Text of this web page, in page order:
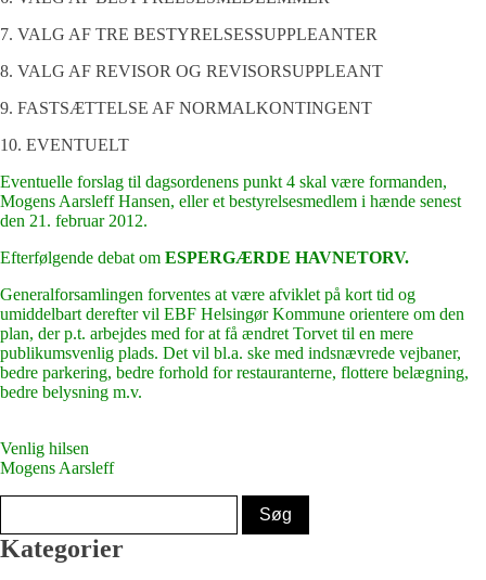
7. VALG AF TRE BESTYRELSESSUPPLEANTER
8. VALG AF REVISOR OG REVISORSUPPLEANT
9. FASTSÆTTELSE AF NORMALKONTINGENT
10. EVENTUELT
Eventuelle forslag til dagsordenens punkt 4 skal være formanden,
Mogens Aarsleff Hansen, eller et bestyrelsesmedlem i hænde senest
den 21. februar 2012.
Efterfølgende debat om ESPERGÆRDE HAVNETORV.
Generalforsamlingen forventes at være afviklet på kort tid og
umiddelbart derefter vil EBF Helsingør Kommune orientere om den
plan, der p.t. arbejdes med for at få ændret Torvet til en mere
publikumsvenlig plads. Det vil bl.a. ske med indsnævrede vejbaner,
bedre parkering, bedre forhold for restauranterne, flottere belægning,
bedre belysning m.v.
Venlig hilsen
Mogens Aarsleff
Kategorier